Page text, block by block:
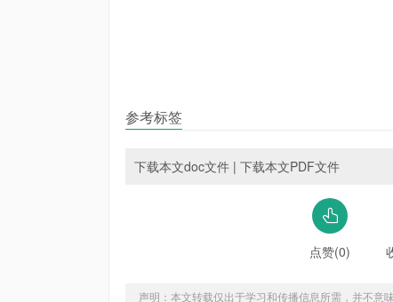
参考标签
下载本文doc文件 | 下载本文PDF文件
点赞(0)
声明：本文转载仅出于学习和传播信息所需，并不意